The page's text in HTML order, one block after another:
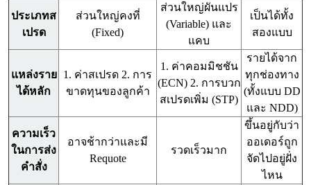
ประเภทส
เปรด
ส่วนใหญ่คงที่
(Fixed)
ส่วนใหญ่ผันแปร
(Variable) และ
แคบ
เป็นได้ทั้ง
สองแบบ
แหล่งราย
ได้หลัก
1. ค่าสเปรด 2. การ
ขาดทุนของลูกค้า
1. ค่าคอมมิชชัน
(ECN) 2. การบวก
สเปรดเพิ่ม (STP)
รายได้จาก
ทุกช่องทาง
(ทั้งแบบ DD
และ NDD)
ความเร็ว
ในการส่ง
คำสั่ง
อาจช้ากว่าและมี
Requote
รวดเร็วมาก
ขึ้นอยู่กับว่า
ออเดอร์ถูก
จัดไปอยู่ฝั่ง
ไหน